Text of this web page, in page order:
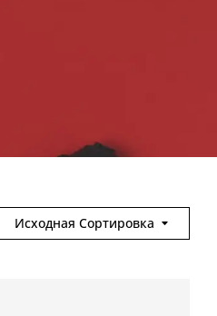
Исходная Сортировка